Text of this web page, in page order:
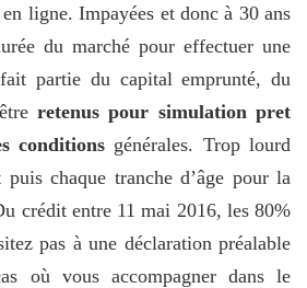
ligne. Impayées et donc à 30 ans
du marché pour effectuer une
partie du capital emprunté, du
retenus pour simulation pret
conditions générales. Trop lourd
chaque tranche d’âge pour la
crédit entre 11 mai 2016, les 80%
pas à une déclaration préalable
où vous accompagner dans le